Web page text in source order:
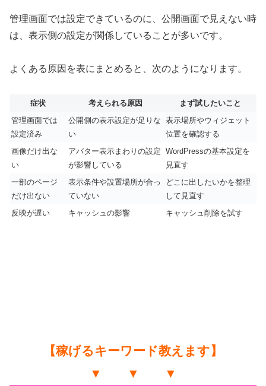
管理画面では設定できているのに、公開画面で見えない時
は、表示側の設定が関係していることが多いです。
よくある原因を表にまとめると、次のようになります。
症状 考えられる原因
まず試したいこと
管理画面では
設定済み
公開側の表示設定が足りな
い
表示場所やウィジェット
位置を確認する
画像だけ出な
い
アバター表示まわりの設定
が影響している
WordPressの基本設定を
見直す
一部のページ
だけ出ない
表示条件や設置場所が合っ
ていない
どこに出したいかを整理
して見直す
反映が遅い
キャッシュの影響 キャッシュ削除を試す
【稼げるキーワード教えます】
▼ ▼ ▼